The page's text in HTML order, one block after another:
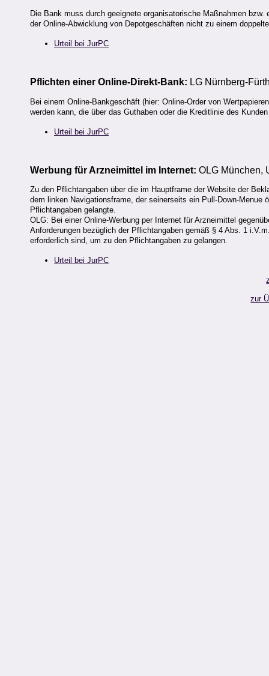
Die Bank muss durch geeignete organisatorische Maßnahmen
der Online-Abwicklung von Depotgeschäften nicht zu einem
Urteil bei JurPC
Pflichten einer Online-Direkt-Bank: LG Nürnberg-
Bei einem Online-Bankgeschäft (hier: Online-Order von
werden kann, die über das Guthaben oder die Kreditlinie des
Urteil bei JurPC
Werbung für Arzneimittel im Internet: OLG München,
Zu den Pflichtangaben über die im Hauptframe der Website der
dem linken Navigationsframe, der seinerseits ein Pull-Down-
Pflichtangaben gelangte.
OLG: Bei einer Online-Werbung per Internet für Arzneimittel
Anforderungen bezüglich der Pflichtangaben gemäß § 4 Abs. 1
erforderlich sind, um zu den Pflichtangaben zu gelangen.
Urteil bei JurPC
zur